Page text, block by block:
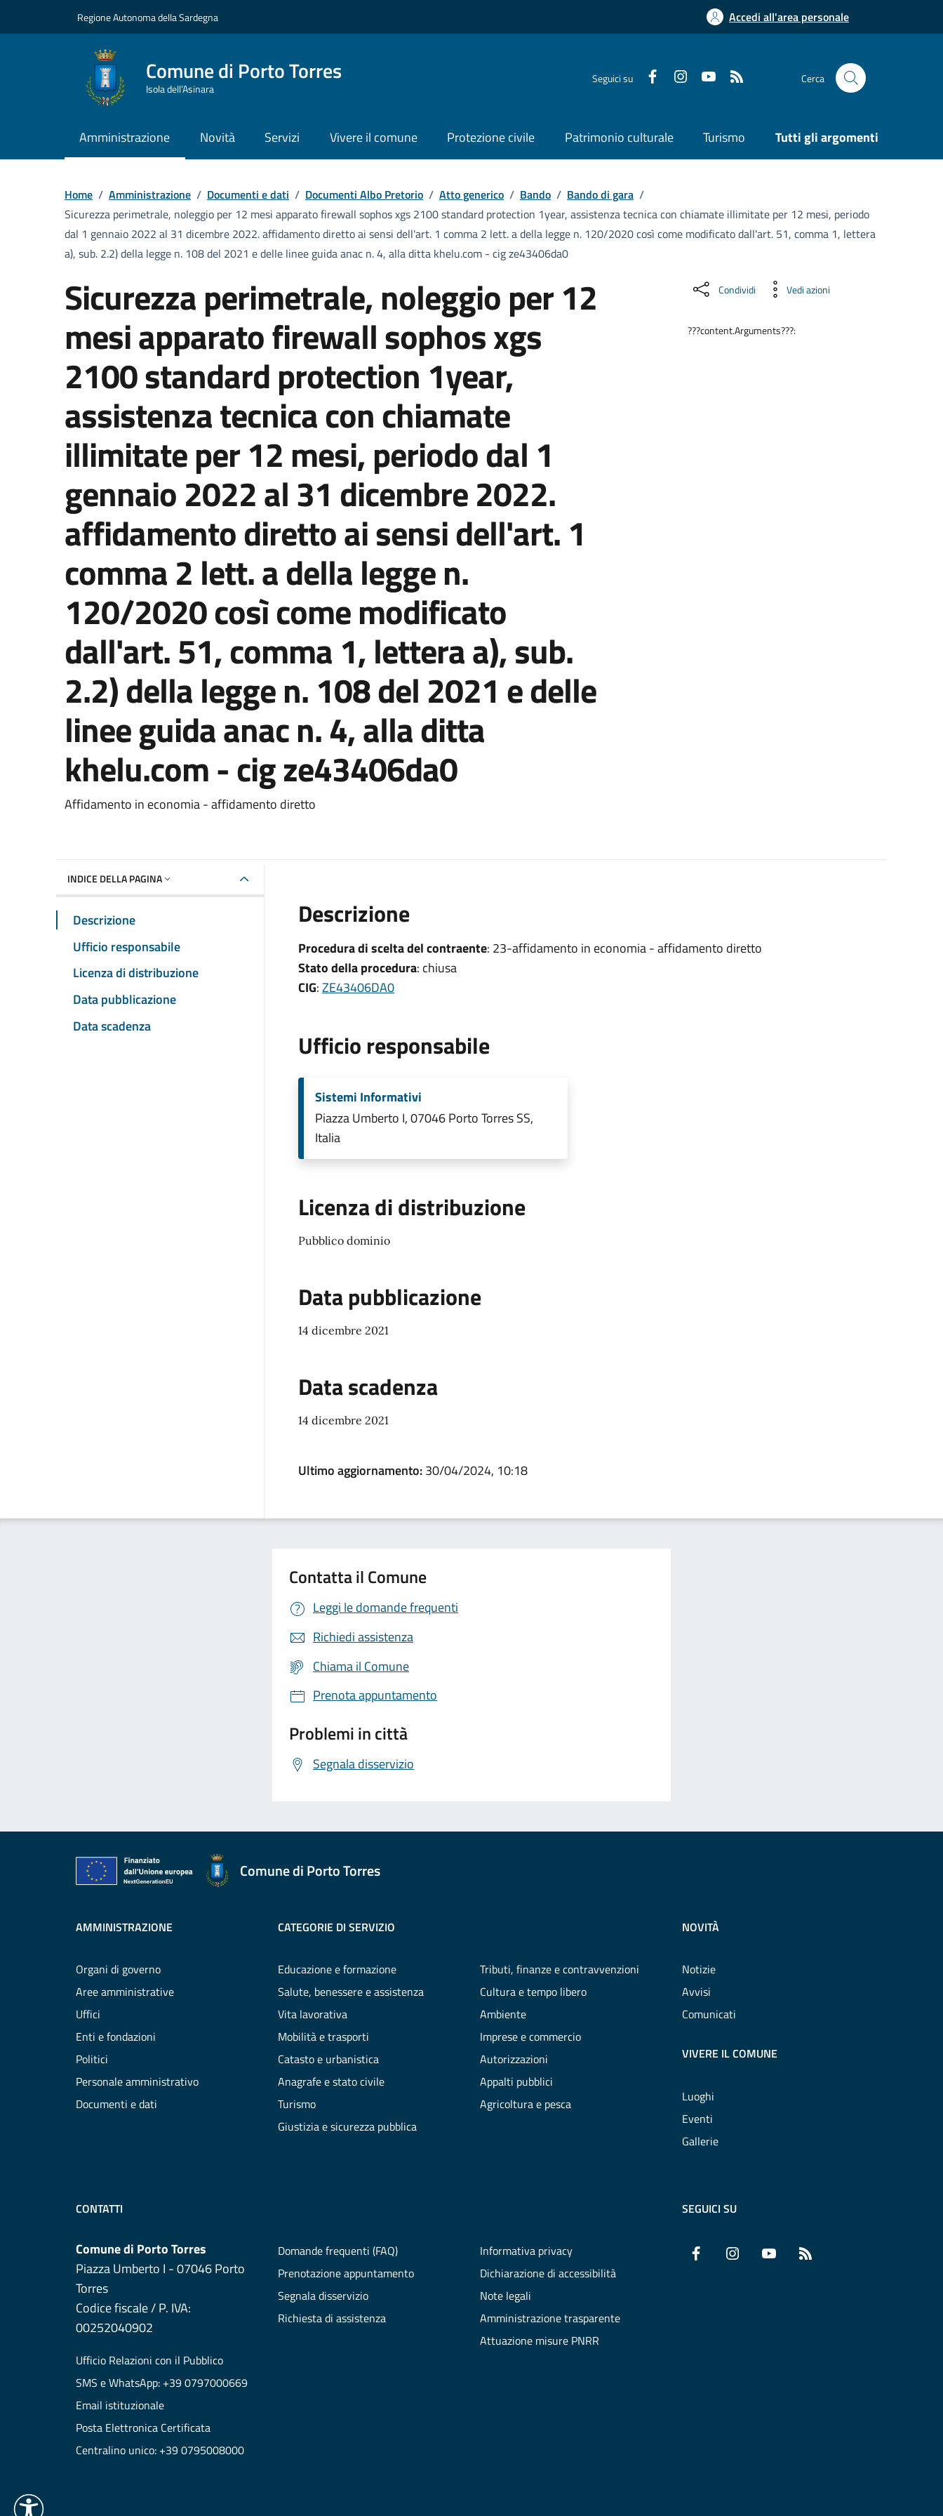
Regione Autonoma della Sardegna Accedi all'area personale
Comune di Porto Torres
Isola dell’Asinara
Seguici su Cerca
Amministrazione Novità Servizi Vivere il comune Protezione civile Patrimonio culturale Turismo Tutti gli argomenti
Home / Amministrazione / Documenti e dati / Documenti Albo Pretorio / Atto generico / Bando / Bando di gara /
Sicurezza perimetrale, noleggio per 12 mesi apparato firewall sophos xgs 2100 standard protection 1year, assistenza tecnica con chiamate illimitate per 12 mesi, periodo
dal 1 gennaio 2022 al 31 dicembre 2022. affidamento diretto ai sensi dell'art. 1 comma 2 lett. a della legge n. 120/2020 così come modificato dall'art. 51, comma 1, lettera
a), sub. 2.2) della legge n. 108 del 2021 e delle linee guida anac n. 4, alla ditta khelu.com - cig ze43406da0
Sicurezza perimetrale, noleggio per 12
mesi apparato firewall sophos xgs
2100 standard protection 1year,
assistenza tecnica con chiamate
illimitate per 12 mesi, periodo dal 1
gennaio 2022 al 31 dicembre 2022.
affidamento diretto ai sensi dell'art. 1
comma 2 lett. a della legge n.
120/2020 così come modificato
dall'art. 51, comma 1, lettera a), sub.
2.2) della legge n. 108 del 2021 e delle
linee guida anac n. 4, alla ditta
khelu.com - cig ze43406da0
Dettaglio del documento
Affidamento in economia - affidamento diretto
Condividi Vedi azioni
???content.Arguments???:
INDICE DELLA PAGINA
Descrizione
Ufficio responsabile
Licenza di distribuzione
Data pubblicazione
Data scadenza
Descrizione
Procedura di scelta del contraente: 23-affidamento in economia - affidamento diretto
Stato della procedura: chiusa
CIG:ZE43406DA0
Ufficio responsabile
Sistemi Informativi
Piazza Umberto I, 07046 Porto Torres SS,
Italia
Licenza di distribuzione
Pubblico dominio
Data pubblicazione
14 dicembre 2021
Data scadenza
14 dicembre 2021
Ultimo aggiornamento:30/04/2024, 10:18
Contatta il Comune
Leggi le domande frequenti
Richiedi assistenza
Chiama il Comune
Prenota appuntamento
Problemi in città
Segnala disservizio
Comune di Porto Torres
AMMINISTRAZIONE
Organi di governo
Aree amministrative
Uffici
Enti e fondazioni
Politici
Personale amministrativo
Documenti e dati
CATEGORIE DI SERVIZIO
Educazione e formazione
Salute, benessere e assistenza
Vita lavorativa
Mobilità e trasporti
Catasto e urbanistica
Anagrafe e stato civile
Turismo
Giustizia e sicurezza pubblica
Tributi, finanze e contravvenzioni
Cultura e tempo libero
Ambiente
Imprese e commercio
Autorizzazioni
Appalti pubblici
Agricoltura e pesca
NOVITÀ
Notizie
Avvisi
Comunicati
VIVERE IL COMUNE
Luoghi
Eventi
Gallerie
CONTATTI
Comune di Porto Torres
Piazza Umberto I - 07046 Porto
Torres
Codice fiscale / P. IVA:
00252040902
Ufficio Relazioni con il Pubblico
SMS e WhatsApp: +39 0797000669
Email istituzionale
Posta Elettronica Certificata
Centralino unico: +39 0795008000
Domande frequenti (FAQ)
Prenotazione appuntamento
Segnala disservizio
Richiesta di assistenza
Informativa privacy
Dichiarazione di accessibilità
Note legali
Amministrazione trasparente
Attuazione misure PNRR
SEGUICI SU
Facebook InstagramYouTube